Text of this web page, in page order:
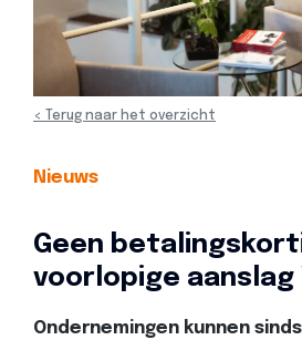
< Terug naar het overzicht
Nieuws
Geen
voorlopige aanslag
Ondernemingen kunnen